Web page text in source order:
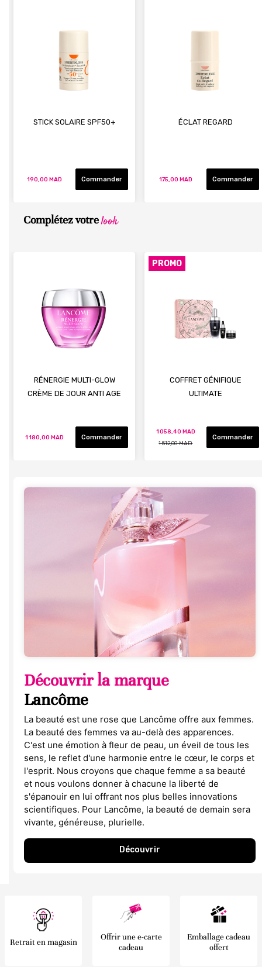
STICK SOLAIRE SPF50+
190,00 MAD Commander
ÉCLAT REGARD
175,00 MAD Commander
Complétez votrelook
RÉNERGIE MULTI-GLOW
CRÈME DE JOUR ANTI AGE
1 180,00 MAD Commander
PROMO
COFFRET GÉNIFIQUE
ULTIMATE
1 058,40 MAD
1 512,00 MAD
Commander
Découvrir la marque
Lancôme
La beauté est une rose que Lancôme offre aux femmes.
La beauté des femmes va au-delà des apparences.
C'est une émotion à fleur de peau, un éveil de tous les
sens, le reflet d'une harmonie entre le cœur, le corps et
l'esprit. Nous croyons que chaque femme a sa beauté
et nous voulons donner à chacune la liberté de
s'épanouir en lui offrant nos plus belles innovations
scientifiques. Pour Lancôme, la beauté de demain sera
vivante, généreuse, plurielle.
Découvrir
Retrait en magasin
Offrir une e-carte
cadeau
Emballage cadeau
offert